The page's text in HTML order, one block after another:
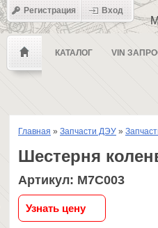
КАТАЛОГ VIN
Регистрация Вход
Главная » Запчасти ДЭУ »
Шестерня
Артикул: M7C003
Узнать цену